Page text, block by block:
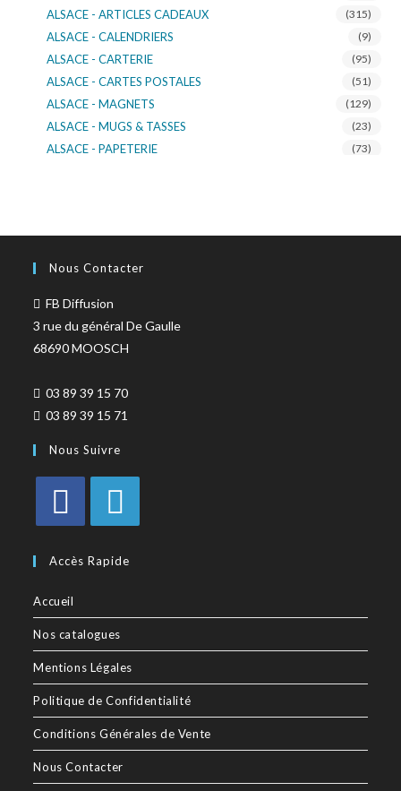
ALSACE - ARTICLES CADEAUX (315)
ALSACE - CALENDRIERS (9)
ALSACE - CARTERIE (95)
ALSACE - CARTES POSTALES (51)
ALSACE - MAGNETS (129)
ALSACE - MUGS & TASSES (23)
ALSACE - PAPETERIE (73)
Nous Contacter
FB Diffusion
3 rue du général De Gaulle
68690 MOOSCH
03 89 39 15 70
03 89 39 15 71
Nous Suivre
Accès Rapide
Accueil
Nos catalogues
Mentions Légales
Politique de Confidentialité
Conditions Générales de Vente
Nous Contacter